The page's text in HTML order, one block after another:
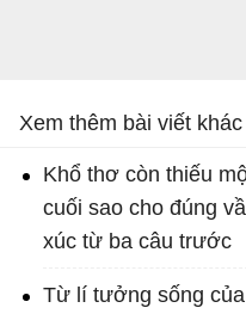
Xem thêm bài viết khác
Khổ thơ còn thiếu
cuối sao cho đúng
xúc từ ba câu trước
Từ lí tưởng sống